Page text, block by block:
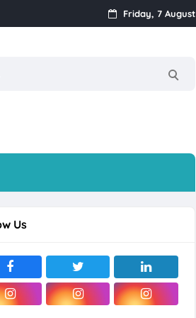
dll
Friday, 7 August
Us